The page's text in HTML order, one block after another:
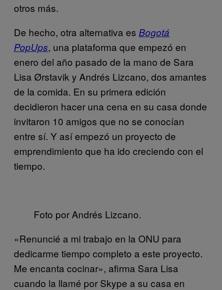
otros más.
De hecho, otra alternativa es Bogotá
PopUps, una plataforma que empezó en
enero del año pasado de la mano de Sara
Lisa Ørstavik y Andrés Lizcano, dos amantes
de la comida. En su primera edición
decidieron hacer una cena en su casa donde
invitaron 10 amigos que no se conocían
entre sí. Y así empezó un proyecto de
emprendimiento que ha ido creciendo con el
tiempo.
Foto por Andrés Lizcano.
«Renuncié a mi trabajo en la ONU para
dedicarme tiempo completo a este proyecto.
Me encanta cocinar», afirma Sara Lisa
cuando la llamé por Skype a su casa en